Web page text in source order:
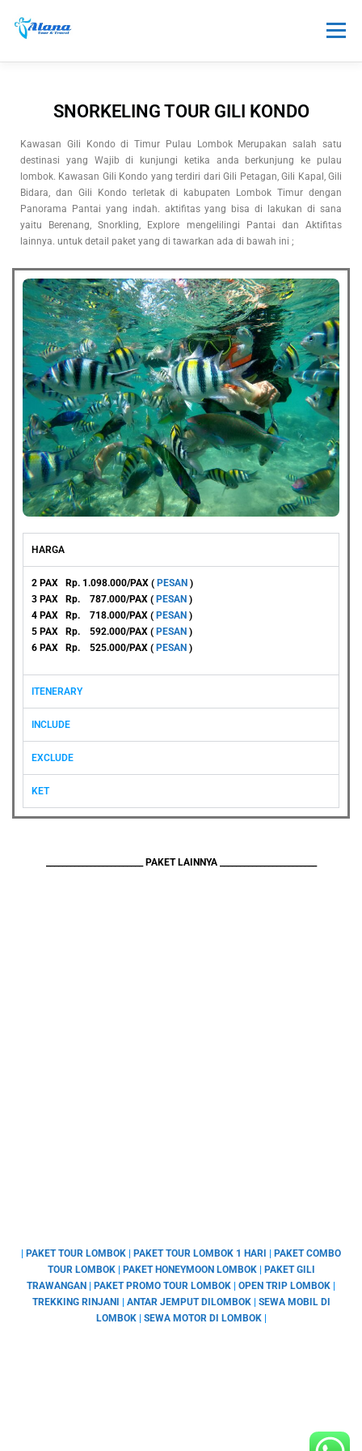
Menu
INFO
SNORKELING TOUR GILI KONDO
Kawasan Gili Kondo di Timur Pulau Lombok Merupakan salah satu
destinasi yang Wajib di kunjungi ketika anda berkunjung ke pulau
lombok. Kawasan Gili Kondo yang terdiri dari Gili Petagan, Gili Kapal, Gili
Bidara, dan Gili Kondo terletak di kabupaten Lombok Timur dengan
Panorama Pantai yang indah. aktifitas yang bisa di lakukan di sana
yaitu Berenang, Snorkling, Explore mengelilingi Pantai dan Aktifitas
lainnya. untuk detail paket yang di tawarkan ada di bawah ini ;
HARGA
2 PAX Rp. 1.098.000/PAX ( PESAN )
3 PAX Rp. 787.000/PAX ( PESAN )
4 PAX Rp. 718.000/PAX ( PESAN )
5 PAX Rp. 592.000/PAX ( PESAN )
6 PAX Rp. 525.000/PAX ( PESAN )
ITENERARY
INCLUDE
EXCLUDE
KET
________________________ PAKET LAINNYA ________________________
| PAKET TOUR LOMBOK | PAKET TOUR LOMBOK 1 HARI | PAKET COMBO
TOUR LOMBOK| PAKET HONEYMOON LOMBOK| PAKET GILI
TRAWANGAN | PAKET PROMO TOUR LOMBOK | OPEN TRIP LOMBOK |
TREKKING RINJANI | ANTAR JEMPUT DILOMBOK | SEWA MOBIL DI
LOMBOK| SEWA MOTOR DI LOMBOK|